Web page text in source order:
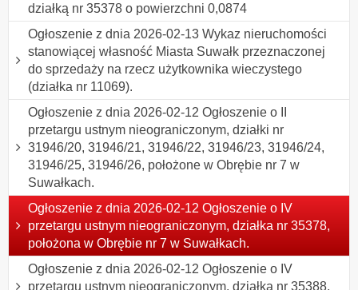
działką nr 35378 o powierzchni 0,0874
Ogłoszenie z dnia 2026-02-13 Wykaz nieruchomości
stanowiącej własność Miasta Suwałk przeznaczonej
do sprzedaży na rzecz użytkownika wieczystego
(działka nr 11069).
Ogłoszenie z dnia 2026-02-12 Ogłoszenie o II
przetargu ustnym nieograniczonym, działki nr
31946/20, 31946/21, 31946/22, 31946/23, 31946/24,
31946/25, 31946/26, położone w Obrębie nr 7 w
Suwałkach.
Ogłoszenie z dnia 2026-02-12 Ogłoszenie o IV
przetargu ustnym nieograniczonym, działka nr 35378,
położona w Obrębie nr 7 w Suwałkach.
Ogłoszenie z dnia 2026-02-12 Ogłoszenie o IV
przetargu ustnym nieograniczonym, działka nr 35388,